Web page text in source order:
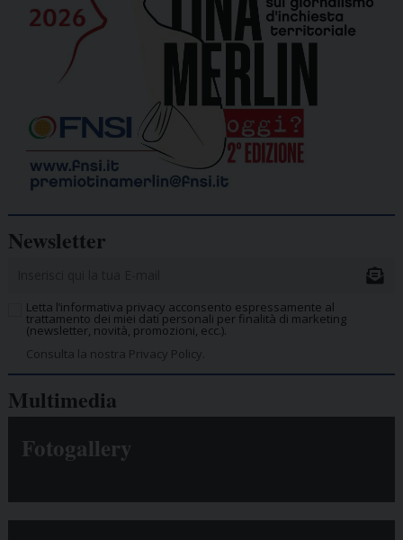
Newsletter
Letta l’informativa privacy acconsento espressamente al
trattamento dei miei dati personali per finalità di marketing
(newsletter, novità, promozioni, ecc.).
Consulta la nostra Privacy Policy.
Multimedia
Fotogallery